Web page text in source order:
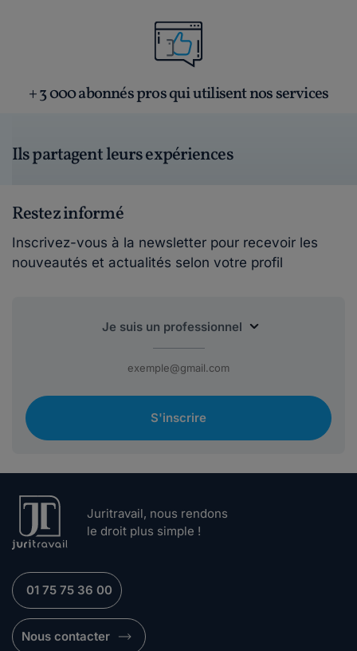
+ 3 000 abonnés pros qui utilisent nos services
Ils partagent leurs expériences
Restez informé
Inscrivez-vous à la newsletter pour recevoir les
nouveautés et actualités selon votre profil
S'inscrire
Juritravail, nous rendons
le droit plus simple !
01 75 75 36 00
Nous contacter